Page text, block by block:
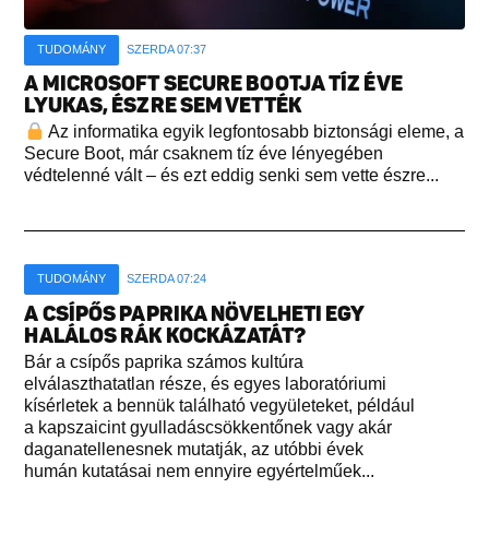
TUDOMÁNY SZERDA 07:37
A MICROSOFT SECURE BOOTJA TÍZ ÉVE
LYUKAS, ÉSZRE SEM VETTÉK
Az informatika egyik legfontosabb biztonsági eleme, a
Secure Boot, már csaknem tíz éve lényegében
védtelenné vált – és ezt eddig senki sem vette észre...
TUDOMÁNY SZERDA 07:24
A CSÍPŐS PAPRIKA NÖVELHETI EGY
HALÁLOS RÁK KOCKÁZATÁT?
Bár a csípős paprika számos kultúra
elválaszthatatlan része, és egyes laboratóriumi
kísérletek a bennük található vegyületeket, például
a kapszaicint gyulladáscsökkentőnek vagy akár
daganatellenesnek mutatják, az utóbbi évek
humán kutatásai nem ennyire egyértelműek...